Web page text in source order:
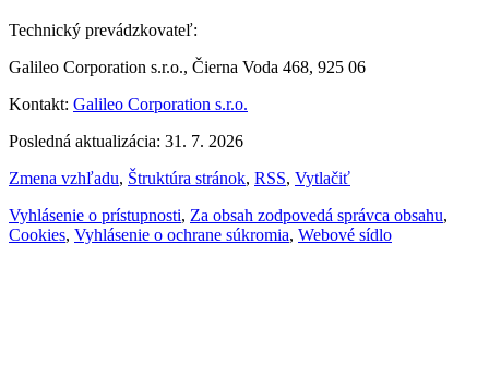
Technický prevádzkovateľ:
Galileo Corporation s.r.o., Čierna Voda 468, 925 06
Kontakt: Galileo Corporation s.r.o.
Posledná aktualizácia: 31. 7. 2026
Zmena vzhľadu, Štruktúra stránok, RSS, Vytlačiť
Vyhlásenie o prístupnosti, Za obsah zodpovedá správca obsahu,
Cookies, Vyhlásenie o ochrane súkromia, Webové sídlo